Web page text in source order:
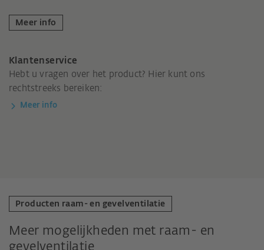
Meer info
Klantenservice
Hebt u vragen over het product? Hier kunt ons
rechtstreeks bereiken:
Meer info
Producten raam- en gevelventilatie
Meer mogelijkheden met raam- en
gevelventilatie